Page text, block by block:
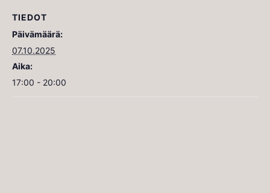
TIEDOT
Päivämäärä:
07.10.2025
Aika:
17:00 - 20:00